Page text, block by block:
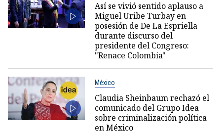
Así se vivió sentido aplauso a
Miguel Uribe Turbay en
posesión de De La Espriella
durante discurso del
presidente del Congreso:
"Renace Colombia"
México
Claudia Sheinbaum rechazó el
comunicado del Grupo Idea
sobre criminalización política
en México